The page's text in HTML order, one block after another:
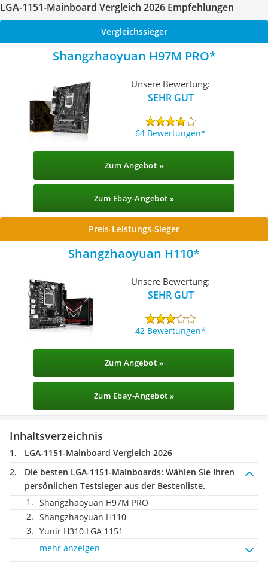
LGA-1151-Mainboard Vergleich 2026 Empfehlungen
Vergleichssieger
Shangzhaoyuan H97M PRO
Unsere Bewertung:
SEHR GUT
64 Bewertungen
Zum Angebot »
Zum Ebay-Angebot »
Preis-Leistungs-Sieger
Shangzhaoyuan H110
Unsere Bewertung:
SEHR GUT
42 Bewertungen
Zum Angebot »
Zum Ebay-Angebot »
Inhaltsverzeichnis
LGA-1151-Mainboard Vergleich 2026
Die besten LGA-1151-Mainboards: Wählen Sie Ihren
persönlichen Testsieger aus der Bestenliste.
Shangzhaoyuan H97M PRO
Shangzhaoyuan H110
Yunir H310 LGA 1151
mehr anzeigen